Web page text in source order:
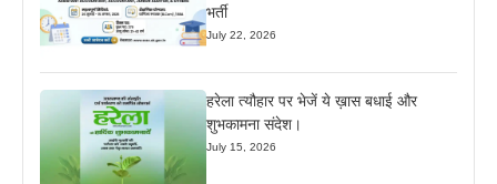
भर्ती
July 22, 2026
हरेला त्यौहार पर भेजें ये ख़ास बधाई और
शुभकामना संदेश।
July 15, 2026